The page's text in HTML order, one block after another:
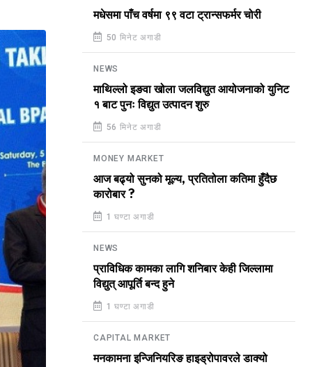
मधेसमा पाँच वर्षमा ९९ वटा ट्रान्सफर्मर चोरी
50 मिनेट अगाडी
NEWS
माथिल्लो इङवा खोला जलविद्युत आयोजनाको युनिट
१ बाट पुनः विद्युत उत्पादन शुरु
56 मिनेट अगाडी
MONEY MARKET
आज बढ्यो सुनको मूल्य, प्रतितोला कतिमा हुँदैछ
कारोबार ?
1 घण्टा अगाडी
NEWS
प्राविधिक कामका लागि शनिबार केही जिल्लामा
विद्युत् आपूर्ति बन्द हुने
1 घण्टा अगाडी
CAPITAL MARKET
मनकामना इन्जिनियरिङ हाइड्रोपावरले डाक्यो